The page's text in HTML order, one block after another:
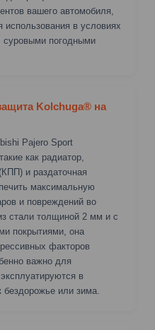
вашего автомобиля,
в условиях
суровыми погодными
Kolchuga® на
Pajero Sport
как радиатор,
и раздаточная
максимальную
и повреждений во
стали толщиной 2 мм и с
покрытиями, она
факторов
важно для
в
бездорожье или зима.